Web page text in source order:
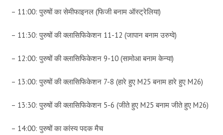
– 11:00: पुरुषों का सेमीफाइनल (फिजी बनाम ऑस्ट्रेलिया)
– 11:30: पुरुषों की क्लासिफिकेशन 11-12 (जापान बनाम उरुग्वे)
– 12:00: पुरुषों की क्लासिफिकेशन 9-10 (सामोआ बनाम केन्या)
– 13:00: पुरुषों की क्लासिफिकेशन 7-8 (हारे हुए M25 बनाम हारे हुए M26)
– 13:30: पुरुषों की क्लासिफिकेशन 5-6 (जीते हुए M25 बनाम जीते हुए M26)
– 14:00: पुरुषों का कांस्य पदक मैच